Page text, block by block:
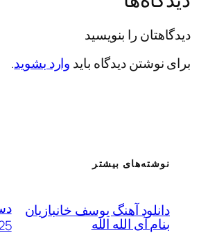
را بنویسید
دیدگاه بایدوارد بشوید.
بیشتر
آهنگ یوسف خانبازیان
آی الله الله